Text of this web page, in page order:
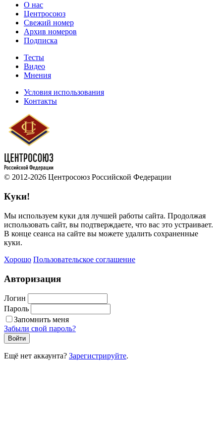
О нас
Центросоюз
Свежий номер
Архив номеров
Подписка
Тесты
Видео
Мнения
Условия использования
Контакты
© 2012-2026 Центросоюз Российской Федерации
Куки!
Мы используем куки для лучшей работы сайта. Продолжая
использовать сайт, вы подтверждаете, что вас это устраивает.
В конце сеанса на сайте вы можете удалить сохраненные
куки.
Хорошо Пользовательское соглашение
Авторизация
Логин
Пароль
Запомнить меня
Забыли свой пароль?
Войти
Ещё нет аккаунта? Зарегистрируйте.